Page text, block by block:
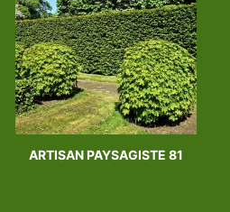
ARTISAN PAYSAGISTE 81